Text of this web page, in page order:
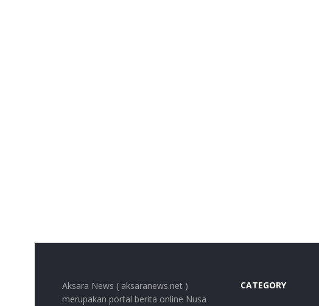
Aksara News ( aksaranews.net )
merupakan portal berita online Nusa
CATEGORY